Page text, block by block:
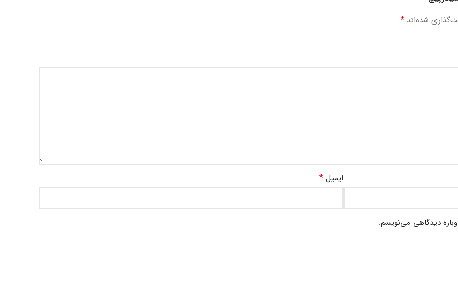
شده‌اند *
ایمیل *
دیدگاهی می‌نویسم.